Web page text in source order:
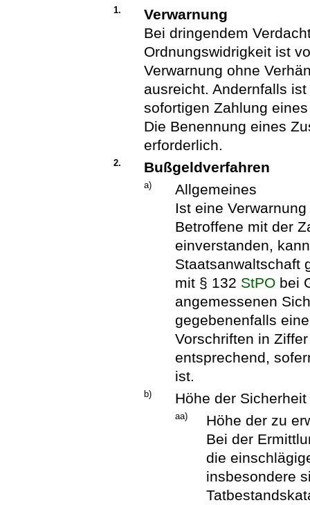
1.
Verwarnung
Bei dringendem
Ordnungswidrigkeit ist
Verwarnung ohne
ausreicht. Andernfalls
sofortigen Zahlung
Die Benennung eines
erforderlich.
2. Bußgeldverfahren
a)
Allgemeines
Ist eine
Betroffene mit der
einverstanden,
Staatsanwaltschaft
mit § 132 StPO bei
angemessenen
gegebenenfalls
Vorschriften in
entsprechend,
ist.
b) Höhe der Sicherheit
aa)
Höhe der zu
Bei der
die
insbesondere